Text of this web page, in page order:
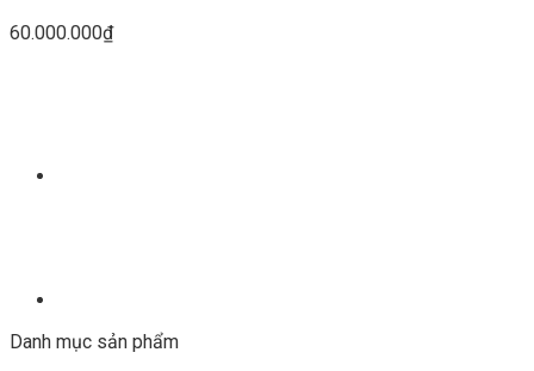
60.000.000₫
Danh mục sản phẩm